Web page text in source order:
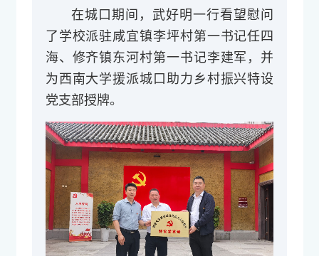
在城口期间，武好明一行看望慰问
了学校派驻咸宜镇李坪村第一书记任四
海、修齐镇东河村第一书记李建军，并
为西南大学援派城口助力乡村振兴特设
党支部授牌。